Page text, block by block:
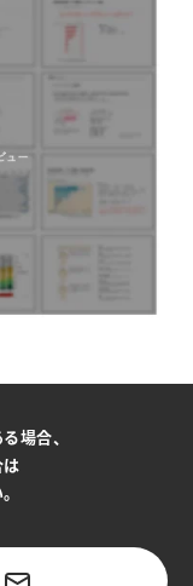
場合、